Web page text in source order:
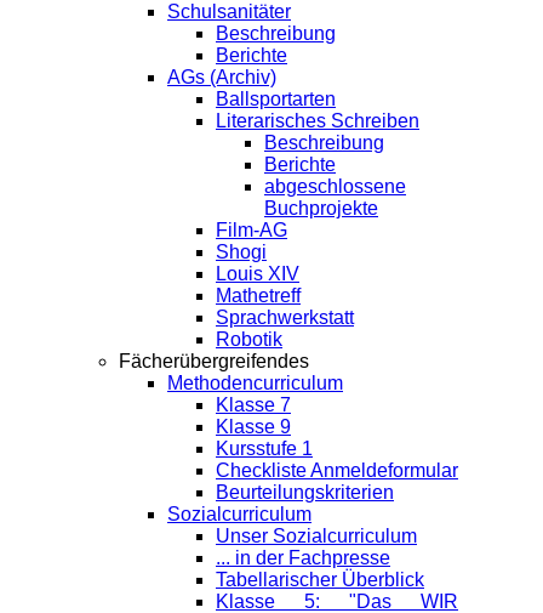
Schulsanitäter
Beschreibung
Berichte
AGs (Archiv)
Ballsportarten
Literarisches Schreiben
Beschreibung
Berichte
abgeschlossene
Buchprojekte
Film-AG
Shogi
Louis XIV
Mathetreff
Sprachwerkstatt
Robotik
Fächerübergreifendes
Methodencurriculum
Klasse 7
Klasse 9
Kursstufe 1
Checkliste Anmeldeformular
Beurteilungskriterien
Sozialcurriculum
Unser Sozialcurriculum
... in der Fachpresse
Tabellarischer Überblick
Klasse 5: "Das WIR